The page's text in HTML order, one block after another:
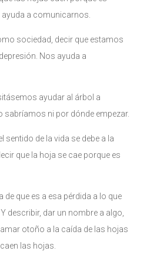
a comunicarnos.
sociedad, decir que estamos
Nos ayuda a
ayudar al árbol a
sabríamos ni por dónde empezar.
sentido de la vida se debe a la
que la hoja se cae porque es
que es a esa pérdida a lo que
describir, dar un nombre a algo,
otoño a la caída de las hojas
las hojas.